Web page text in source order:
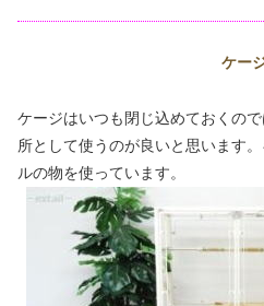
ケー
ケージはいつも閉じ込めておくの
所として使うのが良いと思います
ルの物を使っています。